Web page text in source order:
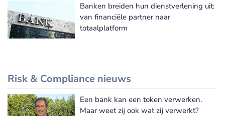
Banken breiden hun dienstverlening uit:
van financiële partner naar
totaalplatform
Risk & Compliance nieuws
Meer Risk & Compliance nieuws
Een bank kan een token verwerken.
Maar weet zij ook wat zij verwerkt?